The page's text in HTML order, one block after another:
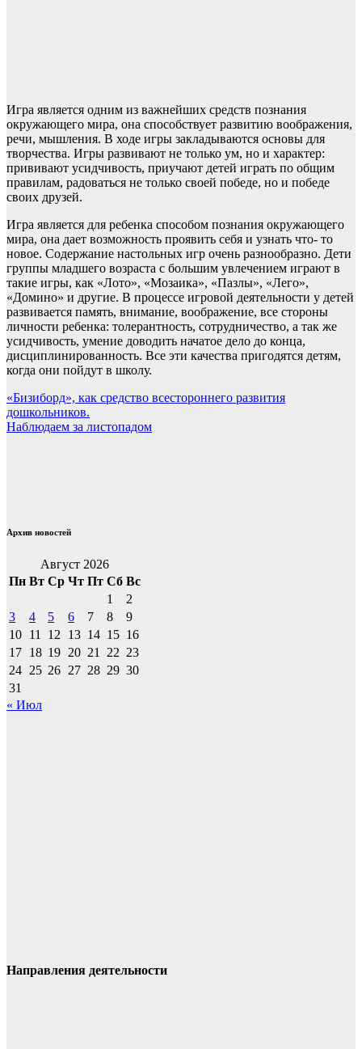
Игра является одним из важнейших средств познания
окружающего мира, она способствует развитию воображения,
речи, мышления. В ходе игры закладываются основы для
творчества. Игры развивают не только ум, но и характер:
прививают усидчивость, приучают детей играть по общим
правилам, радоваться не только своей победе, но и победе
своих друзей.
Игра является для ребенка способом познания окружающего
мира, она дает возможность проявить себя и узнать что- то
новое. Содержание настольных игр очень разнообразно. Дети
группы младшего возраста с большим увлечением играют в
такие игры, как «Лото», «Мозаика», «Пазлы», «Лего»,
«Домино» и другие. В процессе игровой деятельности у детей
развивается память, внимание, воображение, все стороны
личности ребенка: толерантность, сотрудничество, а так же
усидчивость, умение доводить начатое дело до конца,
дисциплинированность. Все эти качества пригодятся детям,
когда они пойдут в школу.
Навигация
по
«Бизиборд», как средство всестороннего развития
дошкольников.
Наблюдаем за листопадом
Архив новостей
Август 2026
Пн Вт Ср Чт Пт Сб Вс
1
2
3
4 5 6 7 8
9
10 11 12 13 14 15 16
17 18 19 20 21 22 23
24 25 26 27 28 29 30
31
« Июл
Направления деятельности